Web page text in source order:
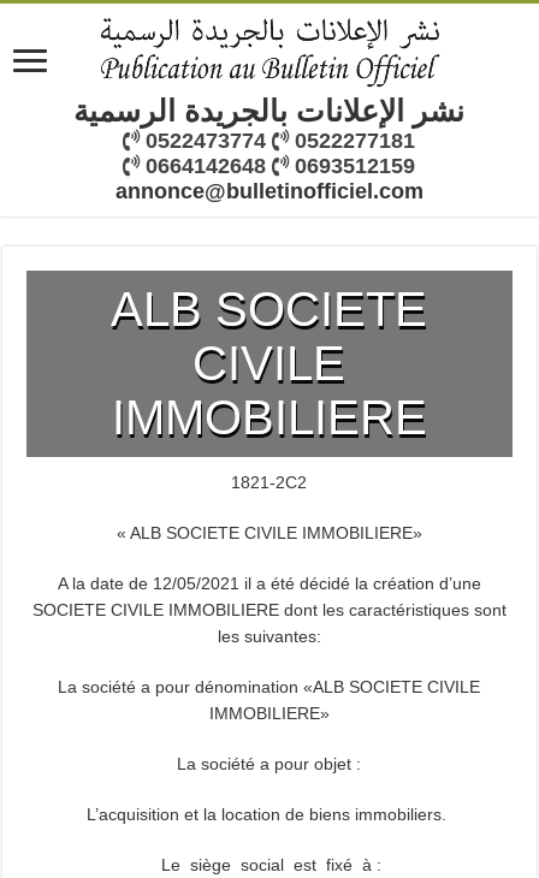
نشر الإعلانات بالجريدة الرسمية
0522473774
0522277181
0664142648
0693512159
annonce@bulletinofficiel.com
ALB SOCIETE
CIVILE
IMMOBILIERE
1821-2C2
« ALB SOCIETE CIVILE IMMOBILIERE»
A la date de 12/05/2021 il a été décidé la création d’une
SOCIETE CIVILE IMMOBILIERE dont les caractéristiques sont
les suivantes:
La société a pour dénomination «ALB SOCIETE CIVILE
IMMOBILIERE»
La société a pour objet :
L’acquisition et la location de biens immobiliers.
Le siège social est fixé à :